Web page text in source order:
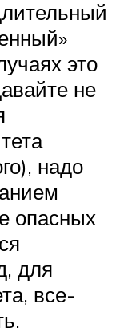
это
не
надо
опасных
для
все-